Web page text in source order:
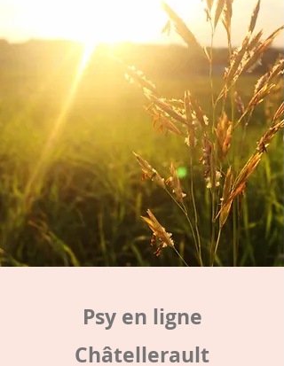
Psy en ligne
Châtellerault